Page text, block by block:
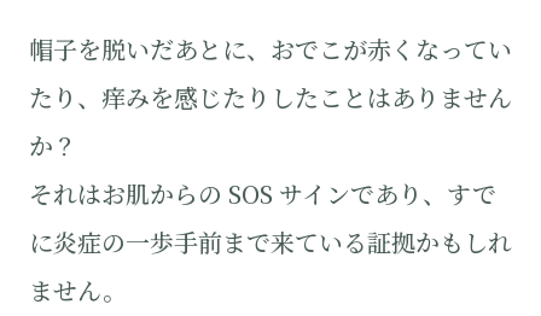
帽子を脱いだあとに、おでこが赤くなってい
たり、痒みを感じたりしたことはありません
か？
それはお肌からの SOS サインであり、すで
に炎症の一歩手前まで来ている証拠かもしれ
ません。